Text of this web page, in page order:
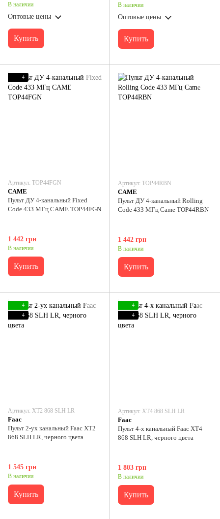
В наличии
Оптовые цены
Купить
В наличии
Оптовые цены
Купить
4
Артикул: TOP44FGN
CAME
Пульт ДУ 4-канальный Fixed
Code 433 МГц CAME TOP44FGN
1 442 грн
В наличии
Купить
Артикул: TOP44RBN
CAME
Пульт ДУ 4-канальный Rolling
Code 433 МГц Came TOP44RBN
1 442 грн
В наличии
Купить
4
4
Артикул: XT2 868 SLH LR
Faac
Пульт 2-ух канальный Faac XT2
868 SLH LR, черного цвета
1 545 грн
В наличии
Купить
4
4
Артикул: XT4 868 SLH LR
Faac
Пульт 4-х канальный Faac XT4
868 SLH LR, черного цвета
1 803 грн
В наличии
Купить